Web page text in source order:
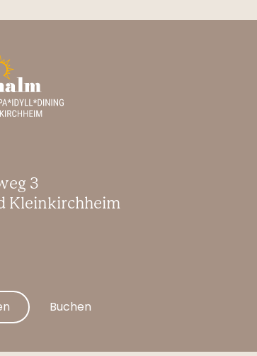
3
Kleinkirchheim
Buchen